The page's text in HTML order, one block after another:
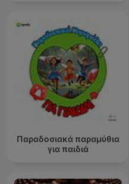
Παραδοσιακά παραμύθια
για παιδιά